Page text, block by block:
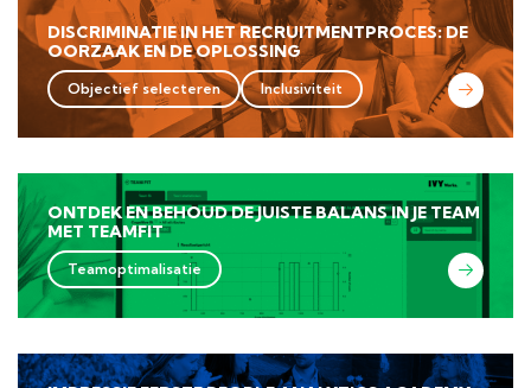
DISCRIMINATIE IN HET RECRUITMENTPROCES: DE
OORZAAK EN DE OPLOSSING
Objectief selecteren Inclusiviteit
ONTDEK EN BEHOUD DE JUISTE BALANS IN JE TEAM
MET TEAMFIT
Teamoptimalisatie